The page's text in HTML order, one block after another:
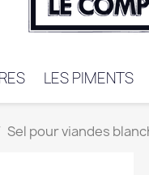
LES PIMENTS
Sel pour viandes